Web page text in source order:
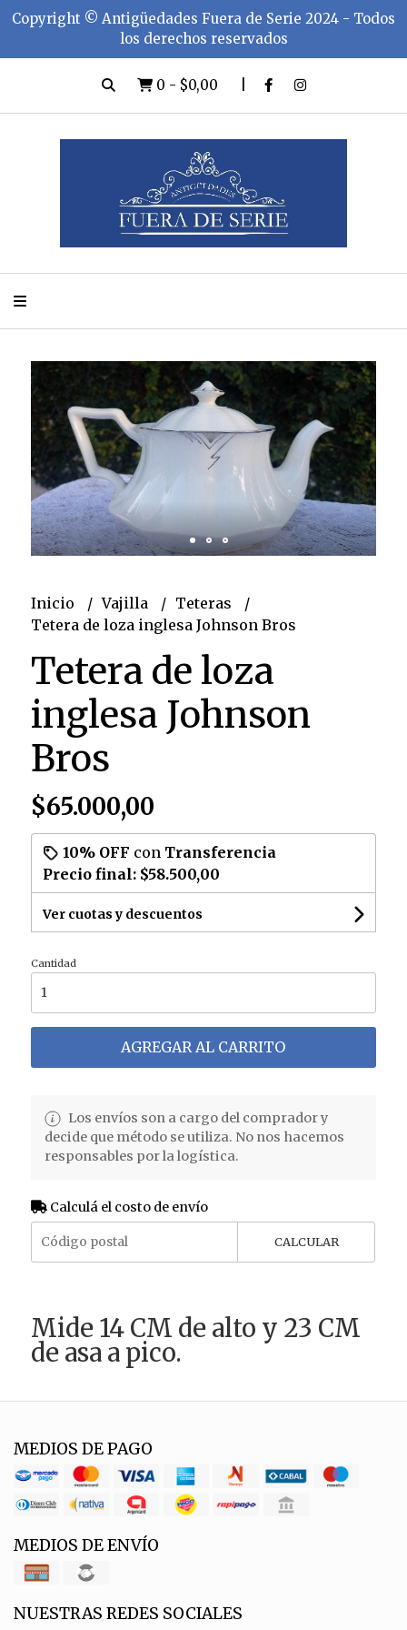
Copyright ©️ Antigüedades Fuera de Serie 2024 - Todos
los derechos reservados
0 - $0,00
Inicio Vajilla
Teteras
Tetera de loza inglesa Johnson Bros
Tetera de loza
inglesa Johnson
Bros
$65.000,00
10% OFF con Transferencia
Precio final: $58.500,00
Ver cuotas y descuentos
Cantidad
AGREGAR AL CARRITO
Los envíos son a cargo del comprador y
decide que método se utiliza. No nos hacemos
responsables por la logística.
Calculá el costo de envío
CALCULAR
Mide 14 CM de alto y 23 CM
de asa a pico.
MEDIOS DE PAGO
MEDIOS DE ENVÍO
NUESTRAS REDES SOCIALES